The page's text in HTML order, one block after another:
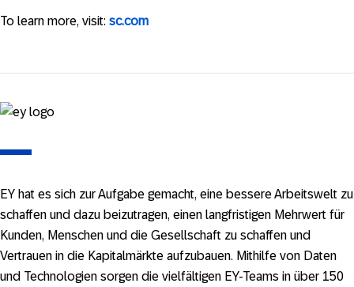
To learn more, visit: sc.com
EY hat es sich zur Aufgabe gemacht, eine bessere Arbeitswelt zu
schaffen und dazu beizutragen, einen langfristigen Mehrwert für
Kunden, Menschen und die Gesellschaft zu schaffen und
Vertrauen in die Kapitalmärkte aufzubauen. Mithilfe von Daten
und Technologien sorgen die vielfältigen EY-Teams in über 150